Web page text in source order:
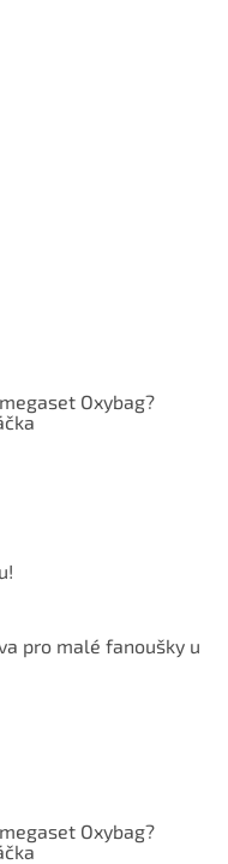
Oxybag?
pro malé fanoušky u
Oxybag?